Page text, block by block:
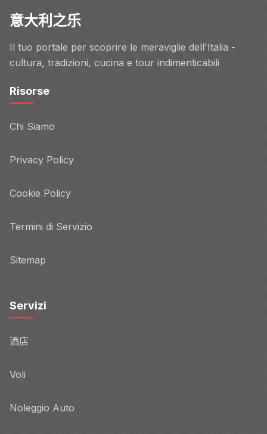
意大利之乐
Il tuo portale per scoprire le meraviglie dell'Italia -
cultura, tradizioni, cucina e tour indimenticabili
Risorse
Chi Siamo
Privacy Policy
Cookie Policy
Termini di Servizio
Sitemap
Servizi
酒店
Voli
Noleggio Auto